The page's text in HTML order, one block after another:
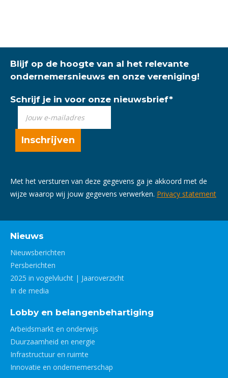
Blijf op de hoogte van al het relevante
ondernemersnieuws en onze vereniging!
Schrijf je in voor onze nieuwsbrief*
Met het versturen van deze gegevens ga je akkoord met de
wijze waarop wij jouw gegevens verwerken. Privacy statement
Nieuws
Nieuwsberichten
Persberichten
2025 in vogelvlucht | Jaaroverzicht
In de media
Lobby en belangenbehartiging
Arbeidsmarkt en onderwijs
Duurzaamheid en energie
Infrastructuur en ruimte
Innovatie en ondernemerschap